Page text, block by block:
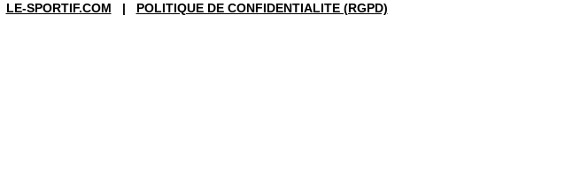
LE-SPORTIF.COM | POLITIQUE DE CONFIDENTIALITE (RGPD)